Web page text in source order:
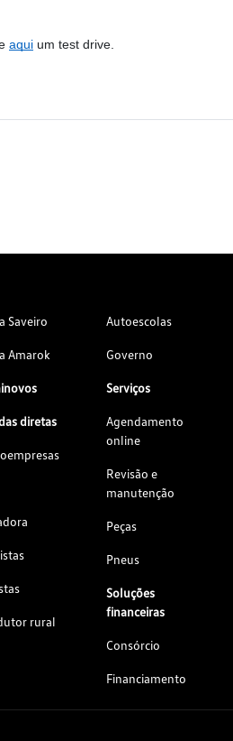
aqui um test drive.
Saveiro
Amarok
diretas
rural
Autoescolas
Governo
Serviços
Agendamento
online
Revisão e
manutenção
Peças
Pneus
Soluções
financeiras
Consórcio
Financiamento